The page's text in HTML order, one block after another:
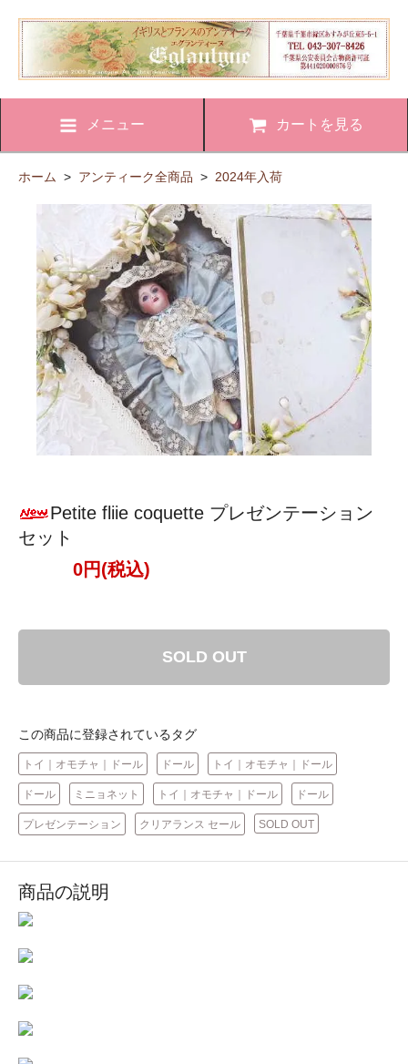
メニュー カートを見る
ホーム > アンティーク全商品 > 2024年入荷
Petite fliie coquette プレゼンテーション
セット
0円(税込)
SOLD OUT
この商品に登録されているタグ
トイ｜オモチャ｜ドール ドール トイ｜オモチャ｜ドール
ドール ミニョネット トイ｜オモチャ｜ドール ドール
プレゼンテーション クリアランス セール SOLD OUT
商品の説明